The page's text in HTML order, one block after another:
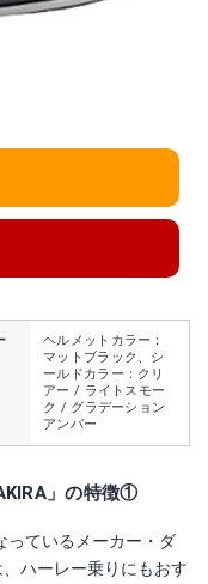
ヘルメットカラー：
マットブラック、シ
ールドカラー：クリ
アー / ライトスモー
ク / グラデーション
アンバー
」の特徴①
っているメーカー・ダ
ハーレー乗りにもおす